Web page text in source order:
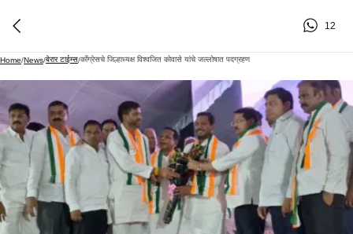
12
Home/News/बेरार टाईम्स/काँग्रेसचे जिल्हाध्यक्ष विश्वजित कोवासे यांचे जल्लोषात पदग्रहण